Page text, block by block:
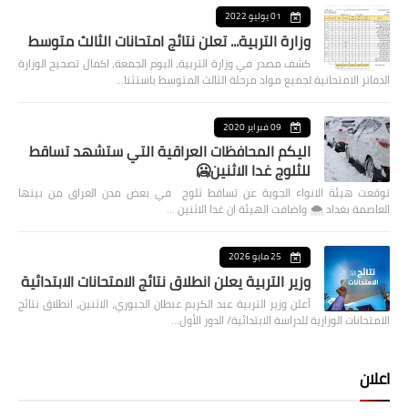
01 يوليو 2022
وزارة التربية... تعلن نتائج امتحانات الثالث متوسط
كشف مصدر في وزارة التربية، اليوم الجمعة، اكمال تصحيح الوزارة
الدفاتر الامتحانية لجميع مواد مرحلة الثالث المتوسط باستثنا…
09 فبراير 2020
اليكم المحافظات العراقية التي ستشهد تساقط
للثلوج غدا الاثنين🥶
توقعت هيئة الانواء الجوية عن تساقط ثلوج في بعض مدن العراق من بينها
العاصمة بغداد ⁦🌨️⁩ واضافت الهيئة ان غدا الاثنين …
25 مايو 2026
وزير التربية يعلن انطلاق نتائج الامتحانات الابتدائية
أعلن وزير التربية عبد الكريم عبطان الجبوري، الاثنين، انطلاق نتائج
الامتحانات الوزارية للدراسة الابتدائية/ الدور الأول…
اعلان